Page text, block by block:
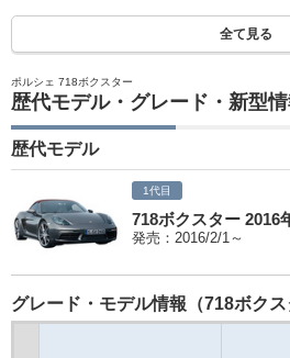
全て見る
ポルシェ 718ボクスター
歴代モデル・グレード・新型
歴代モデル
1代目
718ボクスター 2016
発売：2016/2/1～
グレード・モデル情報（718ボクス